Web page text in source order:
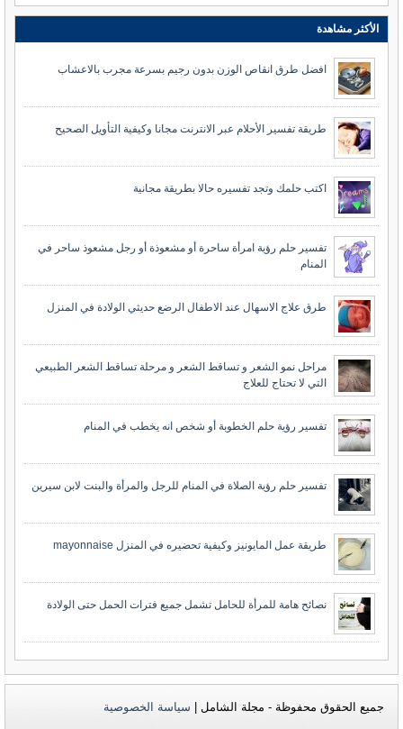
الأكثر مشاهدة
افضل طرق انقاص الوزن بدون رجيم بسرعة مجرب بالاعشاب
طريقة تفسير الأحلام عبر الانترنت مجانا وكيفية التأويل الصحيح
اكتب حلمك وتجد تفسيره حالا بطريقة مجانية
تفسير حلم رؤية امرأة ساحرة أو مشعوذة أو رجل مشعوذ ساحر في
المنام
طرق علاج الاسهال عند الاطفال الرضع حديثي الولادة في المنزل
مراحل نمو الشعر و تساقط الشعر و مرحلة تساقط الشعر الطبيعي
التي لا تحتاج للعلاج
تفسير رؤية حلم الخطوبة أو شخص انه يخطب في المنام
تفسير حلم رؤية الصلاة في المنام للرجل والمرأة والبنت لابن سيرين
طريقة عمل المايونيز وكيفية تحضيره في المنزل mayonnaise
نصائح هامة للمرأة للحامل تشمل جميع فترات الحمل حتى الولادة
جميع الحقوق محفوظة - مجلة الشامل | سياسة الخصوصية